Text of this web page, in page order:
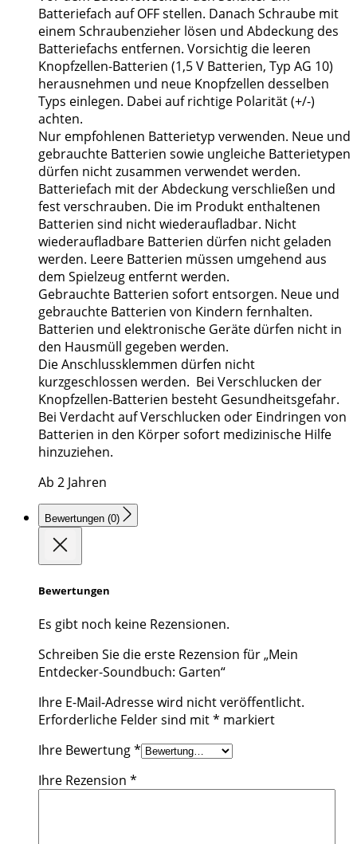
Batteriefach auf OFF stellen. Danach Schraube mit
einem Schraubenzieher lösen und Abdeckung des
Batteriefachs entfernen. Vorsichtig die leeren
Knopfzellen-Batterien (1,5 V Batterien, Typ AG 10)
herausnehmen und neue Knopfzellen desselben
Typs einlegen. Dabei auf richtige Polarität (+/-)
achten.
Nur empfohlenen Batterietyp verwenden. Neue und
gebrauchte Batterien sowie ungleiche Batterietypen
dürfen nicht zusammen verwendet werden.
Batteriefach mit der Abdeckung verschließen und
fest verschrauben. Die im Produkt enthaltenen
Batterien sind nicht wiederaufladbar. Nicht
wiederaufladbare Batterien dürfen nicht geladen
werden. Leere Batterien müssen umgehend aus
dem Spielzeug entfernt werden.
Gebrauchte Batterien sofort entsorgen. Neue und
gebrauchte Batterien von Kindern fernhalten.
Batterien und elektronische Geräte dürfen nicht in
den Hausmüll gegeben werden.
Die Anschlussklemmen dürfen nicht
kurzgeschlossen werden. Bei Verschlucken der
Knopfzellen-Batterien besteht Gesundheitsgefahr.
Bei Verdacht auf Verschlucken oder Eindringen von
Batterien in den Körper sofort medizinische Hilfe
hinzuziehen.
Ab 2 Jahren
Bewertungen (0)
Bewertungen
Es gibt noch keine Rezensionen.
Schreiben Sie die erste Rezension für „Mein
Entdecker-Soundbuch: Garten“
Ihre E-Mail-Adresse wird nicht veröffentlicht.
Erforderliche Felder sind mit* markiert
Ihre Bewertung*
Ihre Rezension *